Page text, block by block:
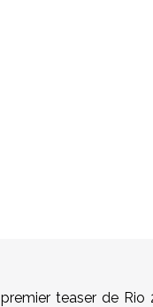
teaser de